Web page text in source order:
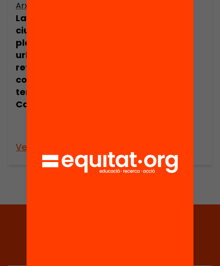
Arxiu
La veu de la
ciutadania en el
planejament
urbanístic. Una
reflexió sobre la
conflictivitat
territorial a
Catalunya
Veure’n més